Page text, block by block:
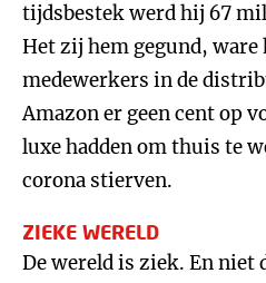
tijdsbestek werd hij 67
Het zij hem gegund,
medewerkers in de
Amazon er geen cent op
luxe hadden om thuis te
corona stierven.
ZIEKE WERELD
De wereld is ziek. En niet